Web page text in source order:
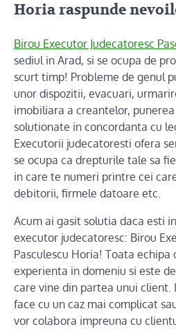
Horia raspunde
Birou Executor Judecatoresc
sediul in Arad, si se ocupa de
scurt timp! Probleme de genul
unor dispozitii, evacuari,
imobiliara a creantelor,
solutionate in concordanta cu
Executorii judecatoresti ofera
se ocupa ca drepturile tale sa
in care te numeri printre cei
debitorii, firmele datoare etc.
Acum ai gasit solutia daca esti
executor judecatoresc: Birou
Pasculescu Horia! Toata echipa
experienta in domeniu si este
care vine din partea unui client.
face cu un caz mai complicat
vor colabora impreuna cu